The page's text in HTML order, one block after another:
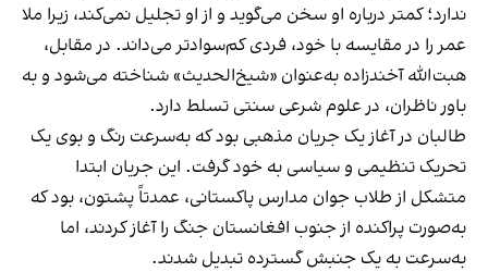
ندارد؛ کمتر درباره او سخن می‌گوید و از او تجلیل نمی‌کند، زیرا ملا
عمر را در مقایسه با خود، فردی کم‌سوادتر می‌داند. در مقابل،
هبت‌الله آخندزاده به‌عنوان «شیخ‌الحدیث» شناخته می‌شود و به
باور ناظران، در علوم شرعی سنتی تسلط دارد.
طالبان در آغاز یک جریان مذهبی بود که به‌سرعت رنگ و بوی یک
تحریک تنظیمی و سیاسی به خود گرفت. این جریان ابتدا
متشکل از طلاب جوان مدارس پاکستانی، عمدتاً پشتون، بود که
به‌صورت پراکنده از جنوب افغانستان جنگ را آغاز کردند، اما
به‌سرعت به یک جنبش گسترده تبدیل شدند.